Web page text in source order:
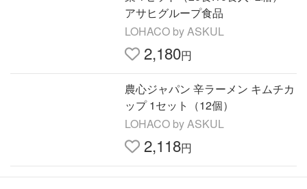
アサヒグループ食品
LOHACO by ASKUL
2,180円
農心ジャパン 辛ラーメン キムチカ
ップ 1セット（12個）
LOHACO by ASKUL
2,118円